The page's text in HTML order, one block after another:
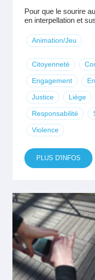
Pour que le sourire
en interpellation et
Animation/Jeu
Citoyenneté
Engagement
Justice Liège
Responsabilité
Violence
PLUS D'INFOS